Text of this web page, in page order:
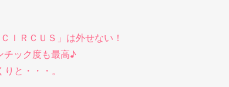
ＩＲＣＵＳ」は外せない！
チック度も最高♪
と・・・。